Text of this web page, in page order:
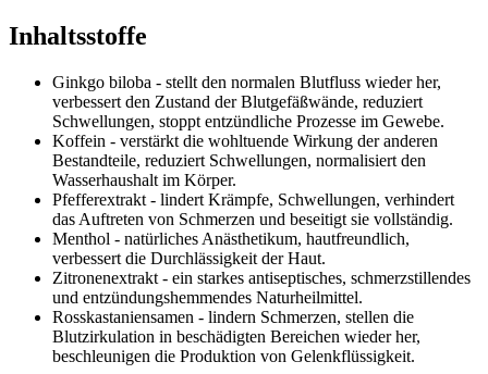
Inhaltsstoffe
Ginkgo biloba - stellt den normalen Blutfluss wieder her,
verbessert den Zustand der Blutgefäßwände, reduziert
Schwellungen, stoppt entzündliche Prozesse im Gewebe.
Koffein - verstärkt die wohltuende Wirkung der anderen
Bestandteile, reduziert Schwellungen, normalisiert den
Wasserhaushalt im Körper.
Pfefferextrakt - lindert Krämpfe, Schwellungen, verhindert
das Auftreten von Schmerzen und beseitigt sie vollständig.
Menthol - natürliches Anästhetikum, hautfreundlich,
verbessert die Durchlässigkeit der Haut.
Zitronenextrakt - ein starkes antiseptisches, schmerzstillendes
und entzündungshemmendes Naturheilmittel.
Rosskastaniensamen - lindern Schmerzen, stellen die
Blutzirkulation in beschädigten Bereichen wieder her,
beschleunigen die Produktion von Gelenkflüssigkeit.